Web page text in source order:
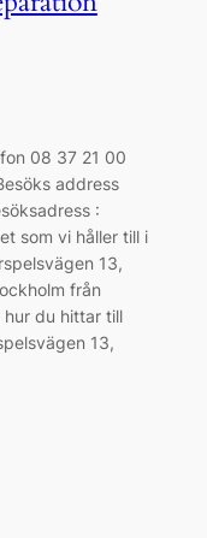
08 37 21 00
address
:
som vi håller till i
13,
från
hur du hittar till
13,